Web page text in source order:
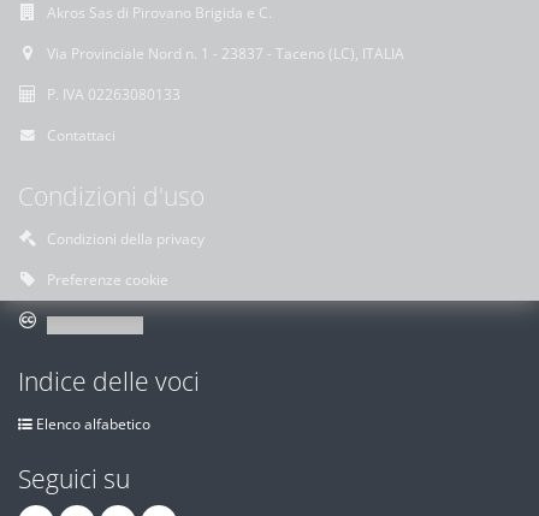
Akros Sas di Pirovano Brigida e C.
Via Provinciale Nord n. 1 - 23837 - Taceno (LC), ITALIA
P. IVA 02263080133
Contattaci
Condizioni d'uso
Condizioni della privacy
Preferenze cookie
Indice delle voci
Elenco alfabetico
Seguici su